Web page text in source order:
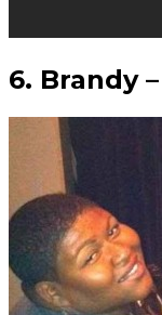
6. Brandy